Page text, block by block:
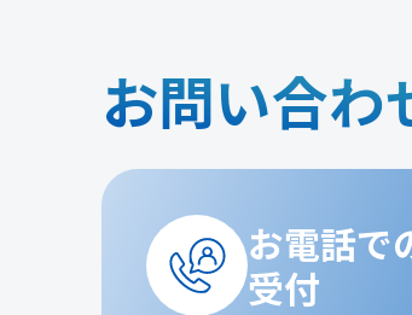
お問い合わ
お電話で
受付